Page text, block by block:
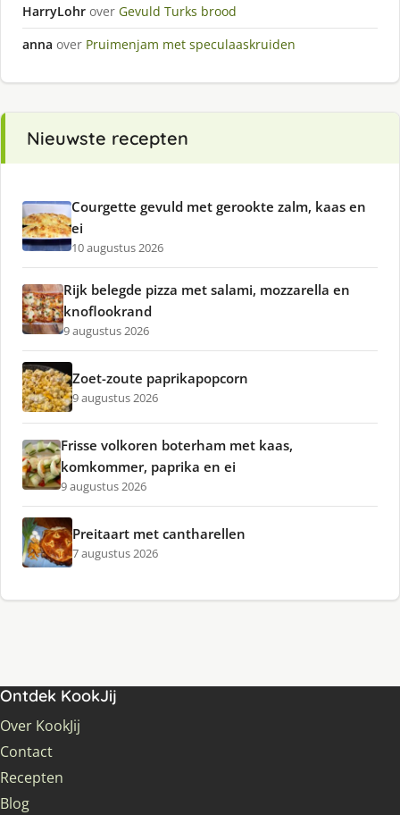
HarryLohr over Gevuld Turks brood
anna over Pruimenjam met speculaaskruiden
Nieuwste recepten
Courgette gevuld met gerookte zalm, kaas en
ei
10 augustus 2026
Rijk belegde pizza met salami, mozzarella en
knoflookrand
9 augustus 2026
Zoet-zoute paprikapopcorn
9 augustus 2026
Frisse volkoren boterham met kaas,
komkommer, paprika en ei
9 augustus 2026
Preitaart met cantharellen
7 augustus 2026
Ontdek KookJij
Over KookJij
Contact
Recepten
Blog